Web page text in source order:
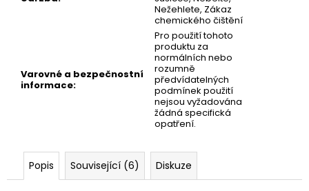
Nežehlete, Zákaz
chemického čištění
Varovné a bezpečnostní
informace:
Pro použití tohoto
produktu za
normálních nebo
rozumně
předvídatelných
podmínek použití
nejsou vyžadována
žádná specifická
opatření.
Popis Související (6) Diskuze